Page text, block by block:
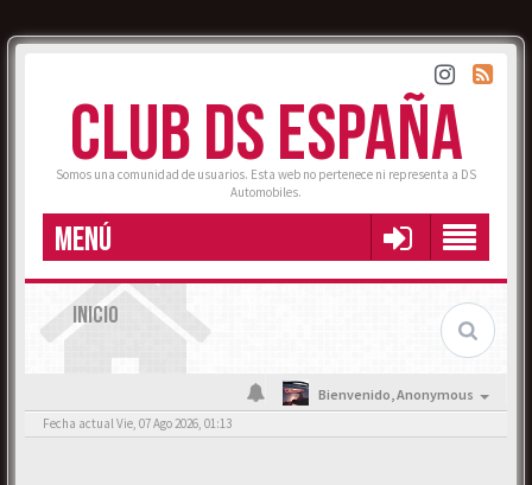
CLUB DS ESPAÑA
Somos una comunidad de usuarios. Esta web no pertenece ni representa a DS
Automobiles.
MENÚ
INICIO
Bienvenido,Anonymous
Fecha actual Vie, 07 Ago 2026, 01:13